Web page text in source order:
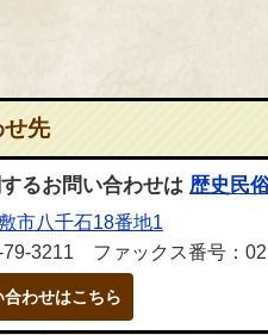
せ先
るお問い合わせは 歴史民
市八千石18番地1
79-3211 ファックス番号：
合わせはこちら